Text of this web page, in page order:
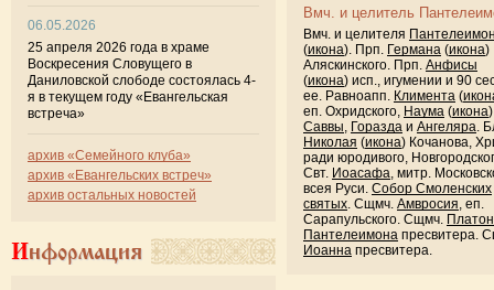
06.05.2026
25 апреля 2026 года в храме
Воскресения Словущего в
Даниловской слободе состоялась 4-
я в текущем году «Евангельская
встреча»
архив «Семейного клуба»
архив «Евангельских встреч»
архив остальных новостей
Информация
Вмч. и целитель
Вмч. и целителя
(икона). Прп. Германа (икона)
Аляскинского. Прп. Анфисы
(икона) исп., игумении и 90
ее. Равноапп. Климента (
еп. Охридского, Наума (икона
Саввы, Горазда и Ангеляра.
Николая (икона) Кочанова,
ради юродивого,
Свт. Иоасафа, митр.
всея Руси. Собор Смоленских
святых. Сщмч. Амвросия, еп.
Сарапульского. Сщмч.
Пантелеимона пресвитера.
Иоанна пресвитера.